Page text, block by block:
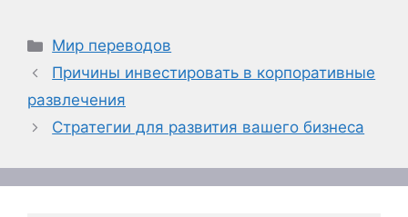
Рубрики
Мир переводов
Причины инвестировать в корпоративные
развлечения
Стратегии для развития вашего бизнеса